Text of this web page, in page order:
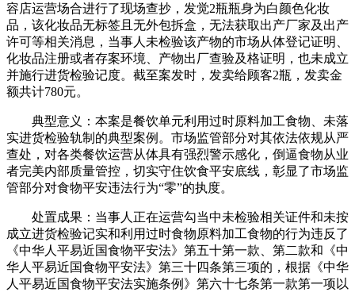
容店运营场合进行了现场查抄，发觉2瓶瓶身为白颜色化妆
品，该化妆品无标签且无外包拆盒，无法获取出产厂家及出产
许可等相关消息，当事人未检验该产物的市场从体登记证明、
化妆品注册或者存案环境、产物出厂查验及格证明，也未成立
并施行进货检验记度。截至案发时，发卖给顾客2瓶，发卖金
额共计780元。
典型意义：本案是餐饮单元利用过时原料加工食物、未落
实进货检验轨制的典型案例。市场监管部分对其依法依规从严
查处，对各类餐饮运营从体具有强烈警示感化，倒逼食物从业
者完美内部质量管控，切实守住饮食平安底线，彰显了市场监
管部分对食物平安违法行为“零”的执度。
处置成果：当事人正在运营勾当中未检验相关证件和未按
成立进货检验记实和利用过时食物原料加工食物的行为违反了
《中华人平易近国食物平安法》第五十第一款、第二款和《中
华人平易近国食物平安法》第三十四条第三项的，根据《中华
人平易近国食物平安法实施条例》第六十七条第一款第一项以